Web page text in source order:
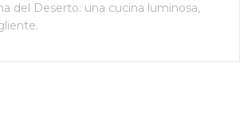
del Deserto: una cucina luminosa,